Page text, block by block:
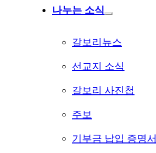
나누는 소식
갈보리뉴스
선교지 소식
갈보리 사진첩
주보
기부금 납입 증명서